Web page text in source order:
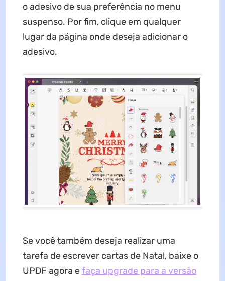
o adesivo de sua preferência no menu
suspenso. Por fim, clique em qualquer
lugar da página onde deseja adicionar o
adesivo.
Se você também deseja realizar uma
tarefa de escrever cartas de Natal, baixe o
UPDF agora efaça upgrade para a versão